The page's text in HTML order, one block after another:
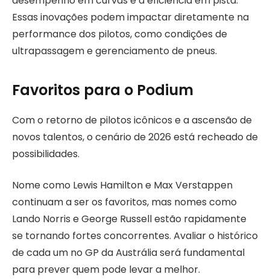
Essas inovações podem impactar diretamente na
performance dos pilotos, como condições de
ultrapassagem e gerenciamento de pneus.
Favoritos para o Podium
Com o retorno de pilotos icônicos e a ascensão de
novos talentos, o cenário de 2026 está recheado de
possibilidades.
Nome como Lewis Hamilton e Max Verstappen
continuam a ser os favoritos, mas nomes como
Lando Norris e George Russell estão rapidamente
se tornando fortes concorrentes. Avaliar o histórico
de cada um no GP da Austrália será fundamental
para prever quem pode levar a melhor.